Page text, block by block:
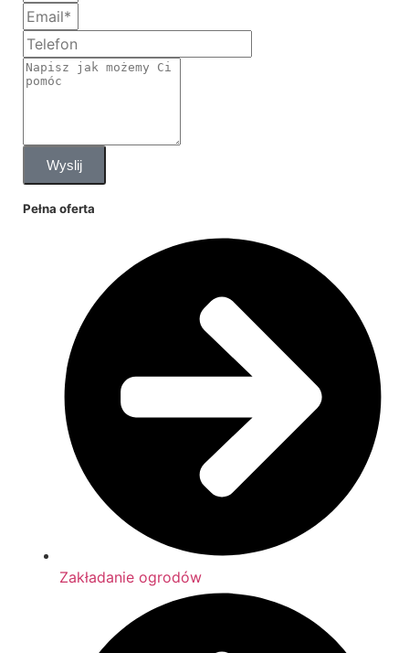
Wyslij
Pełna oferta
Zakładanie ogrodów